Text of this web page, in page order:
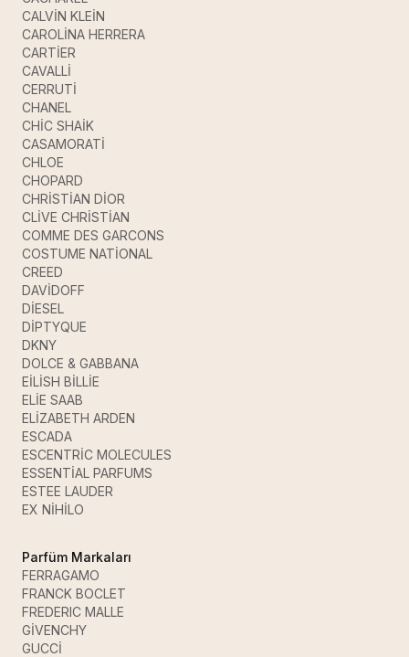
CALVİN KLEİN
CAROLİNA HERRERA
CARTİER
CAVALLİ
CERRUTİ
CHANEL
CHİC SHAİK
CASAMORATİ
CHLOE
CHOPARD
CHRİSTİAN DİOR
CLİVE CHRİSTİAN
COMME DES GARCONS
COSTUME NATİONAL
CREED
DAVİDOFF
DİESEL
DİPTYQUE
DKNY
DOLCE & GABBANA
EİLİSH BİLLİE
ELİE SAAB
ELİZABETH ARDEN
ESCADA
ESCENTRİC MOLECULES
ESSENTİAL PARFUMS
ESTEE LAUDER
EX NİHİLO
Parfüm Markaları
FERRAGAMO
FRANCK BOCLET
FREDERIC MALLE
GİVENCHY
GUCCİ